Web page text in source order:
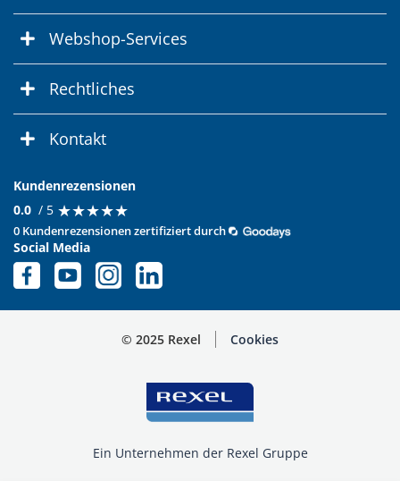
Webshop-Services
Rechtliches
Kontakt
Kundenrezensionen
0.0 / 5 ★★★★★
★★★★★
0 Kundenrezensionen zertifiziert durch
Social Media
© 2025 Rexel Cookies
Ein Unternehmen der Rexel Gruppe